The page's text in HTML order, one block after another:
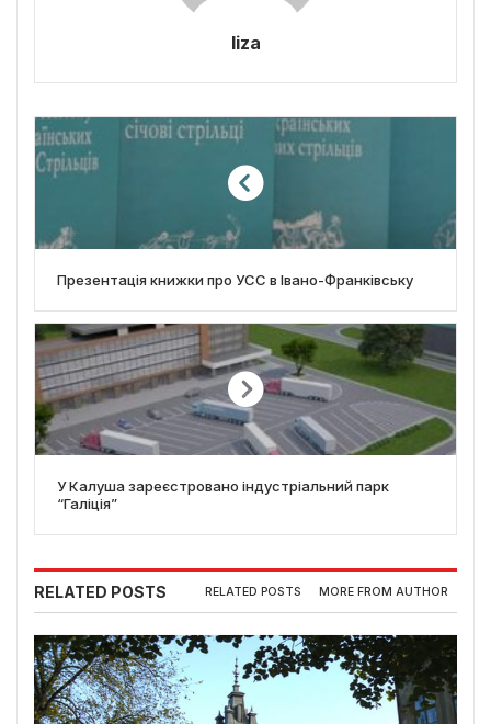
liza
Презентація книжки про УСС в Івано-Франківську
У Калуша зареєстровано індустріальний парк
“Галіція”
RELATED POSTS RELATED POSTS MORE FROM AUTHOR